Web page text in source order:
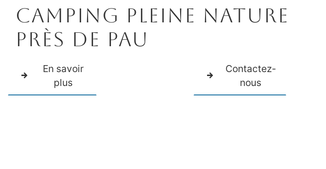
Camping pleine nature
près de Pau
En savoir
plus
Contactez-
nous